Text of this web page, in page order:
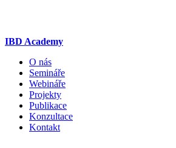
IBD Academy
O nás
Semináře
Webináře
Projekty
Publikace
Konzultace
Kontakt